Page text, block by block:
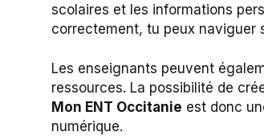
scolaires et les informations
correctement, tu peux naviguer
Les enseignants peuvent
ressources. La possibilité de
Mon ENT Occitanie est donc
numérique.